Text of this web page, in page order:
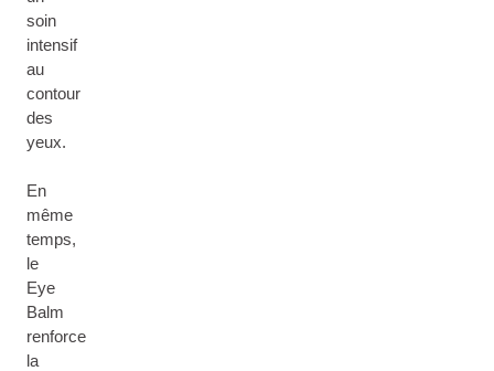
soin
intensif
au
contour
des
yeux.
En
même
temps,
le
Eye
Balm
renforce
la